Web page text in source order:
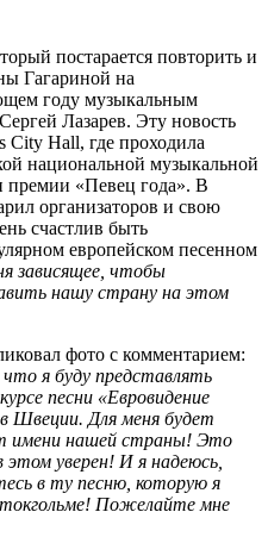
постарается повторить и
Гагариной на
году музыкальным
Лазарев. Эту новость
City Hall, где проходила
национальной музыкальной
премии «Певец года». В
организаторов и свою
счастлив быть
европейском песенном
зависящее, чтобы
нашу страну на этом
фото с комментарием:
я буду представлять
песни «Евровидение
Швеции. Для меня будет
имени нашей страны! Это
уверен! И я надеюсь,
в ту песню, которую я
Пожелайте мне